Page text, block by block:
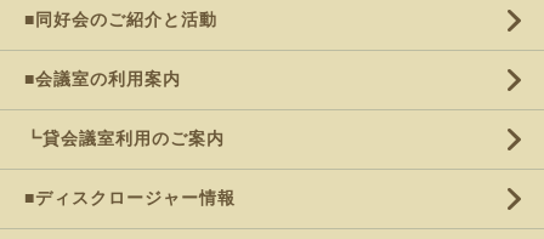
■同好会のご紹介と活動
■会議室の利用案内
┗貸会議室利用のご案内
■ディスクロージャー情報